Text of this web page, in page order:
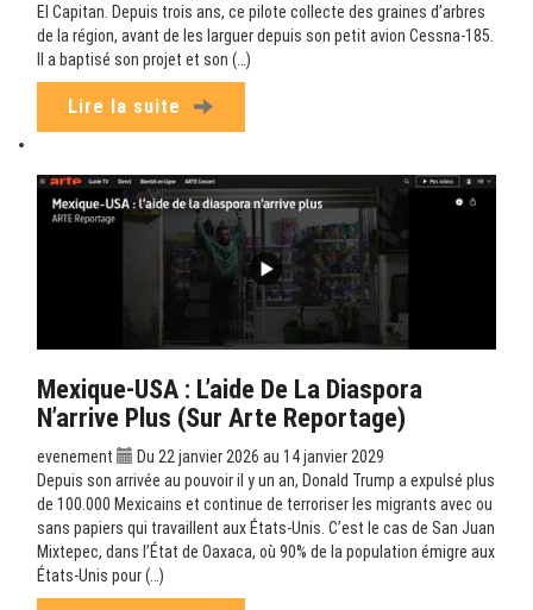
El Capitan. Depuis trois ans, ce pilote collecte des graines d’arbres
de la région, avant de les larguer depuis son petit avion Cessna-185.
Il a baptisé son projet et son (…)
Lire la suite
Mexique-USA : L’aide De La Diaspora
N’arrive Plus (sur Arte Reportage)
evenement
Du 22 janvier 2026 au 14 janvier 2029
Depuis son arrivée au pouvoir il y un an, Donald Trump a expulsé plus
de 100.000 Mexicains et continue de terroriser les migrants avec ou
sans papiers qui travaillent aux États-Unis. C’est le cas de San Juan
Mixtepec, dans l’État de Oaxaca, où 90% de la population émigre aux
États-Unis pour (…)